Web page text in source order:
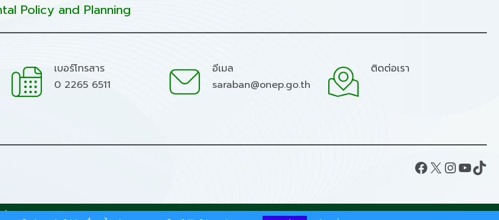
Policy and Planning
เบอร์โทรสาร
0 2265 6511
อีเมล
saraban@onep.go.th
ติดต่อเรา
Facebook X InstagramYouTube TikTok
งแวดล้อม.